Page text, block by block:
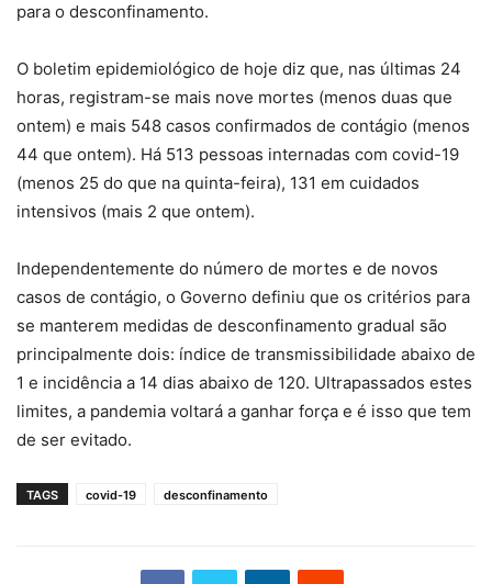
para o desconfinamento.
O boletim epidemiológico de hoje diz que, nas últimas 24
horas, registram-se mais nove mortes (menos duas que
ontem) e mais 548 casos confirmados de contágio (menos
44 que ontem). Há 513 pessoas internadas com covid-19
(menos 25 do que na quinta-feira), 131 em cuidados
intensivos (mais 2 que ontem).
Independentemente do número de mortes e de novos
casos de contágio, o Governo definiu que os critérios para
se manterem medidas de desconfinamento gradual são
principalmente dois: índice de transmissibilidade abaixo de
1 e incidência a 14 dias abaixo de 120. Ultrapassados estes
limites, a pandemia voltará a ganhar força e é isso que tem
de ser evitado.
TAGS covid-19 desconfinamento